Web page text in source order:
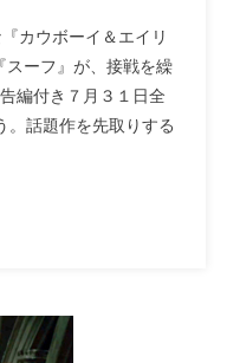
カウボーイ＆エイリ
スーフ』が、接戦を繰
編付き７月３１日全
。話題作を先取りする